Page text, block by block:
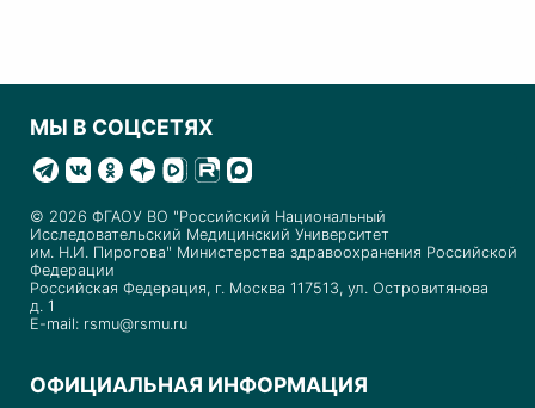
МЫ В СОЦСЕТЯХ
© 2026 ФГАОУ ВО "Российский Национальный
Исследовательский Медицинский Университет
им. Н.И. Пирогова" Министерства здравоохранения Российской
Федерации
Российская Федерация, г. Москва 117513, ул. Островитянова
д. 1
E-mail: rsmu@rsmu.ru
ОФИЦИАЛЬНАЯ ИНФОРМАЦИЯ